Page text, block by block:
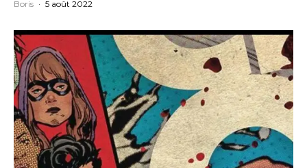
Boris · 5 août 2022